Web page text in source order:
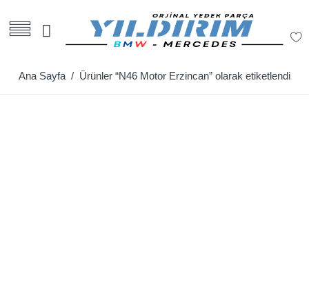
Ana Sayfa / Ürünler “N46 Motor Erzincan” olarak etiketlendi